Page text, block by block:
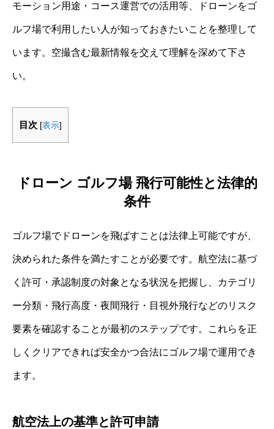
モーション用途・コース運営での活用等、ドローンをゴ
ルフ場で利用したい人が知っておきたいことを整理して
います。空撮含む最新情報を交えて理解を深めて下さ
い。
目次 [表示]
ドローン ゴルフ場 飛行可能性と法律的
条件
ゴルフ場でドローンを飛ばすことは法律上可能ですが、
決められた条件を満たすことが必要です。航空法に基づ
く許可・承認制度の対象となる状況を把握し、カテゴリ
ー分類・飛行高度・夜間飛行・目視外飛行などのリスク
要素を確認することが最初のステップです。これらを正
しくクリアできれば安全かつ合法にゴルフ場で運用でき
ます。
航空法上の基準と許可申請